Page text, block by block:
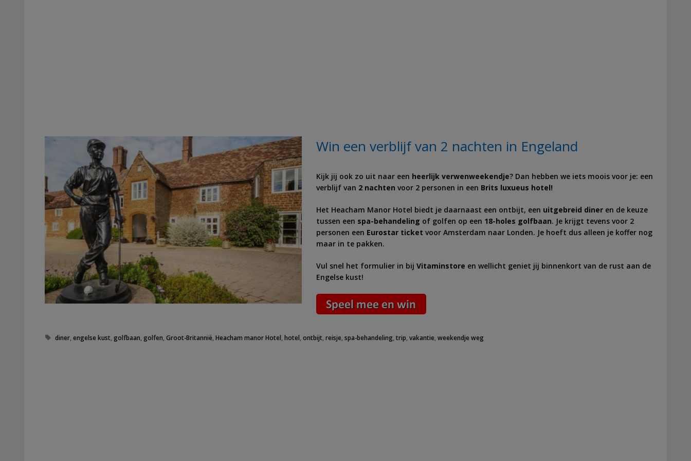
Win een verblijf van 2 nachten in Engeland
Kijk jij ook zo uit naar een heerlijk verwenweekendje? Dan hebben we iets moois voor je: een
verblijf van 2 nachten voor 2 personen in een Brits luxueus hotel!
Het Heacham Manor Hotel biedt je daarnaast een ontbijt, een uitgebreid diner en de keuze
tussen een spa-behandeling of golfen op een 18-holes golfbaan. Je krijgt tevens voor 2
personen een Eurostar ticket voor Amsterdam naar Londen. Je hoeft dus alleen je koffer nog
maar in te pakken.
Vul snel het formulier in bij Vitaminstore en wellicht geniet jij binnenkort van de rust aan de
Engelse kust!
Tags
diner ,engelse kust ,golfbaan ,golfen ,Groot-Britannië ,Heacham manor Hotel ,hotel ,ontbijt ,reisje ,spa-behandeling ,trip ,vakantie ,weekendje weg